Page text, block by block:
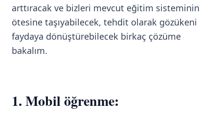
arttıracak ve bizleri mevcut eğitim sisteminin
ötesine taşıyabilecek, tehdit olarak gözükeni
faydaya dönüştürebilecek birkaç çözüme
bakalım.
1. Mobil öğrenme: